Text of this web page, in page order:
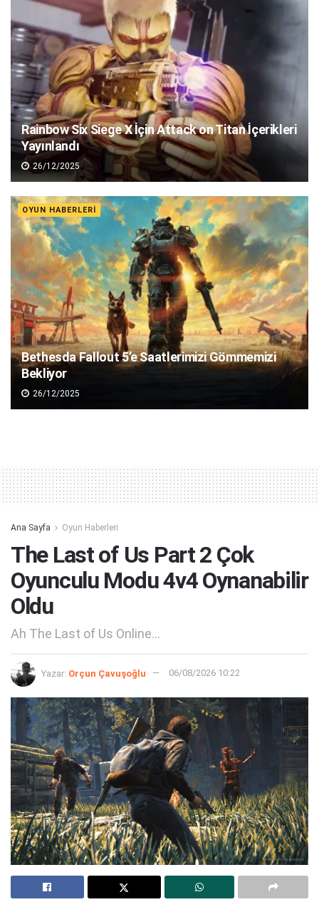
Rainbow Six Siege X İçin Attack on Titan İçerikleri
Yayınlandı
26/12/2025
OYUN HABERLERI
Bethesda Fallout 5’e Saatlerimizi Gömmemizi
Bekliyor
26/12/2025
Ana Sayfa Oyun Haberleri
The Last of Us Part 2 Çok
Oyunculu Modu 4v4 Oynanabilir
Oldu
Ah The Last of Us Online...
Yazar: Orçun Çavuşoğlu 06/08/2026 10:22